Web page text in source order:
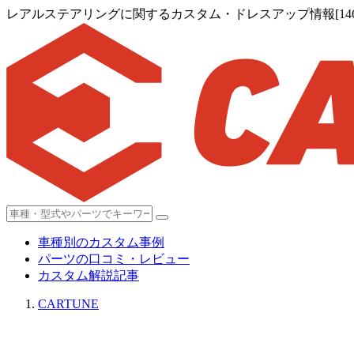
レアルステアリングに関するカスタム・ドレスアップ情報
車種別のカスタム事例
パーツの口コミ・レビュー
カスタム解説記事
CARTUNE